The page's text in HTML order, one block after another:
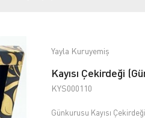
Yayla Kuruyemiş
Kayısı Çekirdeği
KYS000110
Günkurusu Kayısı Çekirdeği